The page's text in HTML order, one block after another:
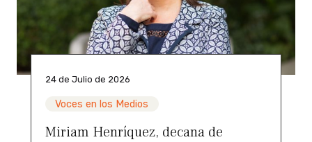
24 de Julio de 2026
Voces en los Medios
Miriam Henríquez, decana de